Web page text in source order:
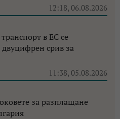
12:18, 06.08.2026
в ЕС се
срив за
11:38, 05.08.2026
за разплащане